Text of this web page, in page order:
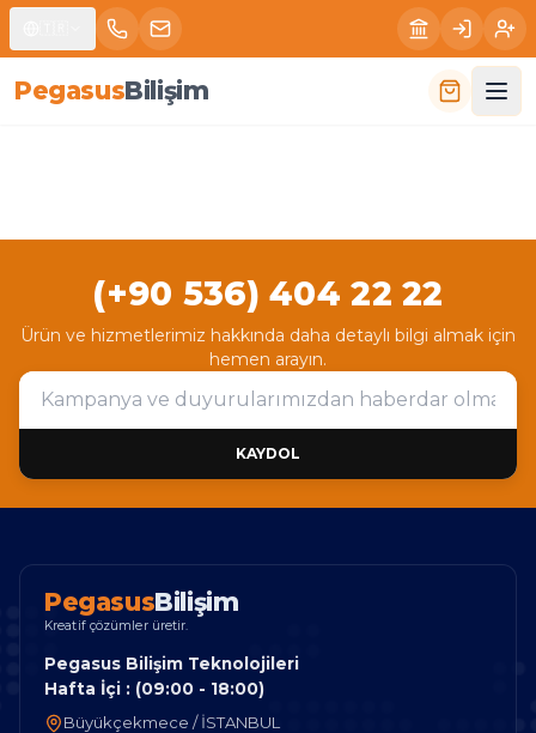
PegasusBilişim
(+90 536) 404 22 22
Ürün ve hizmetlerimiz hakkında daha detaylı bilgi almak için
hemen arayın.
KAYDOL
PegasusBilişim
Kreatif çözümler üretir.
Pegasus Bilişim Teknolojileri
Hafta İçi : (09:00 - 18:00)
Büyükçekmece / İSTANBUL